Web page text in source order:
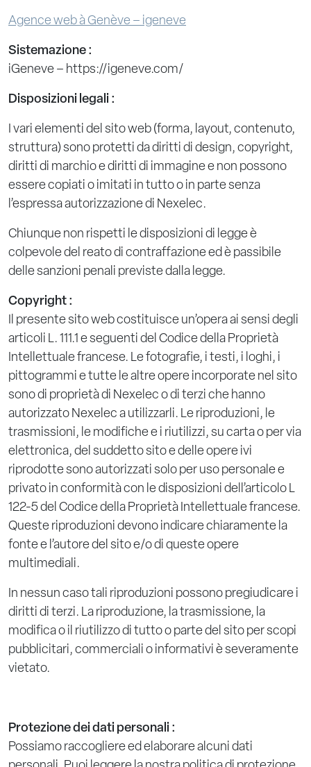
Agence web à Genève – igeneve
Sistemazione :
iGeneve – https://igeneve.com/
Disposizioni legali :
I vari elementi del sito web (forma, layout, contenuto,
struttura) sono protetti da diritti di design, copyright,
diritti di marchio e diritti di immagine e non possono
essere copiati o imitati in tutto o in parte senza
l’espressa autorizzazione di Nexelec.
Chiunque non rispetti le disposizioni di legge è
colpevole del reato di contraffazione ed è passibile
delle sanzioni penali previste dalla legge.
Copyright :
Il presente sito web costituisce un’opera ai sensi degli
articoli L. 111.1 e seguenti del Codice della Proprietà
Intellettuale francese. Le fotografie, i testi, i loghi, i
pittogrammi e tutte le altre opere incorporate nel sito
sono di proprietà di Nexelec o di terzi che hanno
autorizzato Nexelec a utilizzarli. Le riproduzioni, le
trasmissioni, le modifiche e i riutilizzi, su carta o per via
elettronica, del suddetto sito e delle opere ivi
riprodotte sono autorizzati solo per uso personale e
privato in conformità con le disposizioni dell’articolo L
122-5 del Codice della Proprietà Intellettuale francese.
Queste riproduzioni devono indicare chiaramente la
fonte e l’autore del sito e/o di queste opere
multimediali.
In nessun caso tali riproduzioni possono pregiudicare i
diritti di terzi. La riproduzione, la trasmissione, la
modifica o il riutilizzo di tutto o parte del sito per scopi
pubblicitari, commerciali o informativi è severamente
vietato.
Protezione dei dati personali :
Possiamo raccogliere ed elaborare alcuni dati